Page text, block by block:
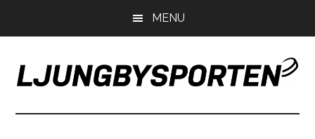
primära
sidofältet
MENU
LjungbySporten
om